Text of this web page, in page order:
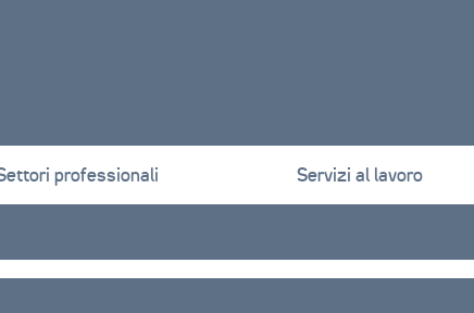
professionali Servizi al lavoro